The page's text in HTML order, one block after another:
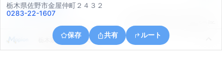
栃木県佐野市金屋仲町２４３２
0283-22-1607
保存 共有 ルート
栃木県佐野市植下町
アプリで見る